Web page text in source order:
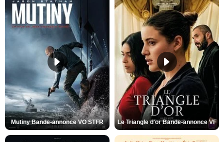
Mutiny Bande-annonce VO STFR Le Triangle d'or Bande-annonce VF